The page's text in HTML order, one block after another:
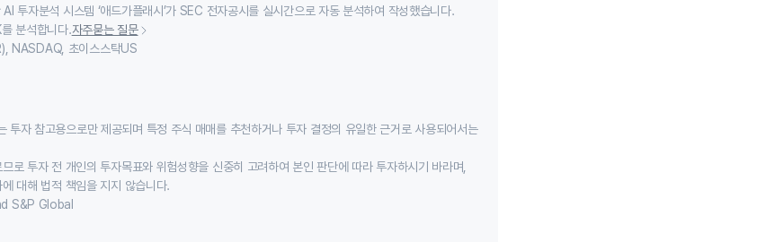
투자분석 시스템 ‘애드가플래시’가 SEC 전자공시를 실시간으로 자동 분석하여 작성했습니다.
분석합니다.자주묻는 질문
NASDAQ, 초이스스탁US
투자 참고용으로만 제공되며 특정 주식 매매를 추천하거나 투자 결정의 유일한 근거로 사용되어서는
로 투자 전 개인의 투자목표와 위험성향을 신중히 고려하여 본인 판단에 따라 투자하시기 바라며,
대해 법적 책임을 지지 않습니다.
S&P Global